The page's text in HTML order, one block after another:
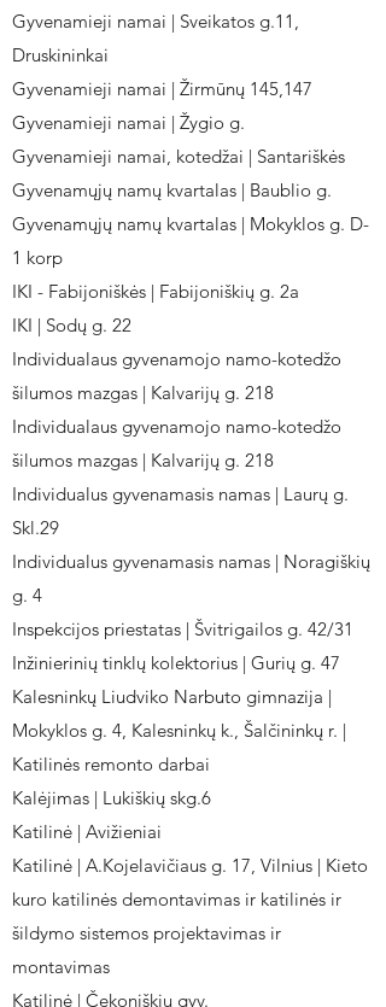
Gyvenamieji namai | Sveikatos g.11,
Druskininkai
Gyvenamieji namai | Žirmūnų 145,147
Gyvenamieji namai | Žygio g.
Gyvenamieji namai, kotedžai | Santariškės
Gyvenamųjų namų kvartalas | Baublio g.
Gyvenamųjų namų kvartalas | Mokyklos g. D-
1 korp
IKI - Fabijoniškės | Fabijoniškių g. 2a
IKI | Sodų g. 22
Individualaus gyvenamojo namo-kotedžo
šilumos mazgas | Kalvarijų g. 218
Individualaus gyvenamojo namo-kotedžo
šilumos mazgas | Kalvarijų g. 218
Individualus gyvenamasis namas | Laurų g.
Skl.29
Individualus gyvenamasis namas | Noragiškių
g. 4
Inspekcijos priestatas | Švitrigailos g. 42/31
Inžinierinių tinklų kolektorius | Gurių g. 47
Kalesninkų Liudviko Narbuto gimnazija |
Mokyklos g. 4, Kalesninkų k., Šalčininkų r. |
Katilinės remonto darbai
Kalėjimas | Lukiškių skg.6
Katilinė | Avižieniai
Katilinė | A.Kojelavičiaus g. 17, Vilnius | Kieto
kuro katilinės demontavimas ir katilinės ir
šildymo sistemos projektavimas ir
montavimas
Katilinė | Čekoniškių gyv.